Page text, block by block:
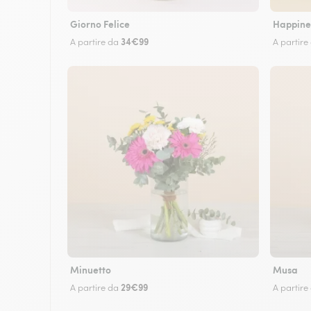
Giorno Felice
A partire da 34€99 A
Minuetto
A partire da 29€99
Musa
A